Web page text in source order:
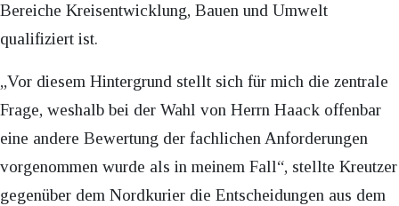
Bereiche Kreisentwicklung, Bauen und Umwelt
qualifiziert ist.
„Vor diesem Hintergrund stellt sich für mich die zentrale
Frage, weshalb bei der Wahl von Herrn Haack offenbar
eine andere Bewertung der fachlichen Anforderungen
vorgenommen wurde als in meinem Fall“, stellte Kreutzer
gegenüber dem Nordkurier die Entscheidungen aus dem